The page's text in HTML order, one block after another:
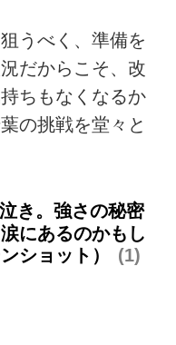
うべく、準備を
だからこそ、改
ちもなくなるか
の挑戦を堂々と
き。強さの秘密
にあるのかもし
ショット）
1